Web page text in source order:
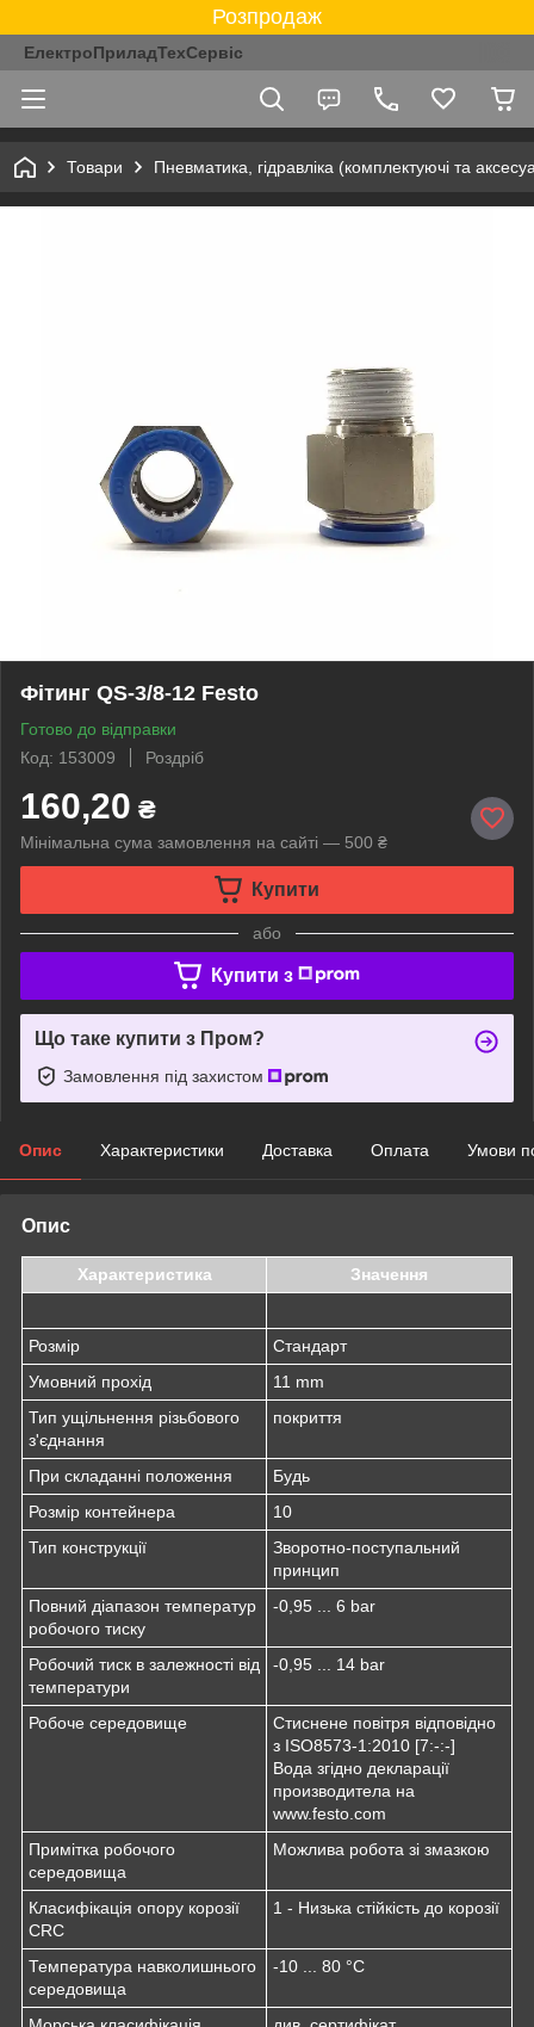
Розпродаж
ЕлектроПриладТехСервіс
Товари Пневматика, гідравліка (комплектуючі та
Фітинг QS-3/8-12 Festo
Готово до відправки
Код: 153009
Роздріб
160,20 ₴
Мінімальна сума замовлення на сайті — 500 ₴
Купити
або
Купити з
Що таке купити з Пром?
Замовлення під захистом
Опис Характеристики Доставка Оплата Умови
Опис
Характеристика Значення
Розмір
Стандарт
Умовний прохід
11 mm
Тип ущільнення різьбового
з'єднання
покриття
При складанні положення
Будь
Розмір контейнера
10
Тип конструкції
Зворотно-поступальний
принцип
Повний діапазон температур
робочого тиску
-0,95 ... 6 bar
Робочий тиск в залежності від
температури
-0,95 ... 14 bar
Робоче середовище
Стиснене повітря відповідно
з ISO8573-1:2010 [7:-:-]
Вода згідно декларації
производитела на
www.festo.com
Примітка робочого
середовища
Можлива робота зі змазкою
Класифікація опору корозії
CRC
1 - Низька стійкість до корозії
Температура навколишнього
середовища
-10 ... 80 °C